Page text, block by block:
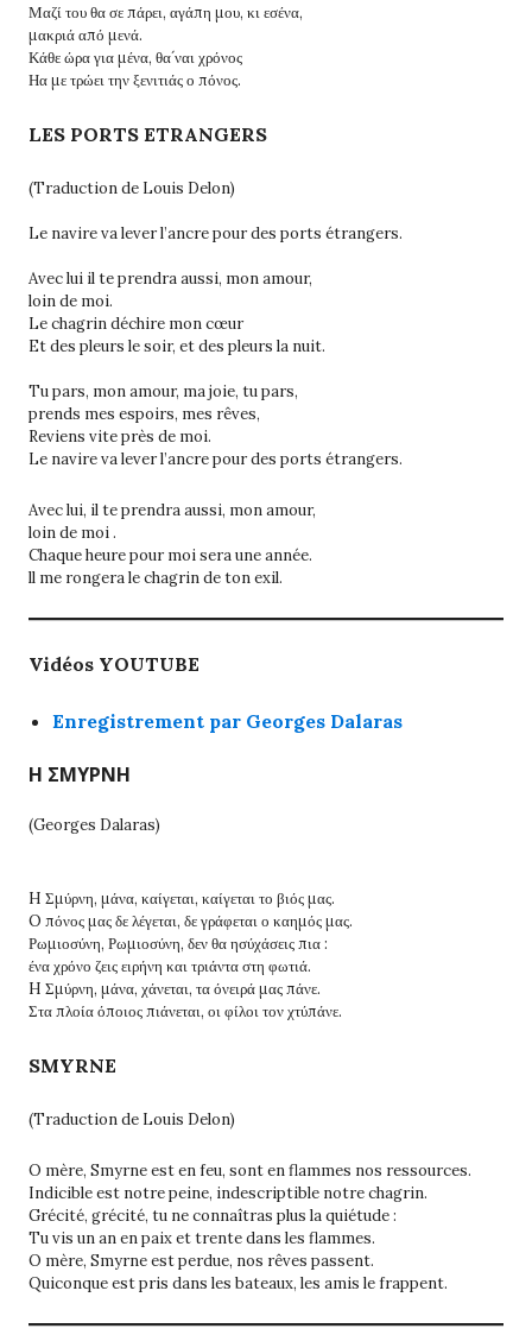
Μαζί του θα σε πάρει, αγάπη μου, κι εσένα,
μακριά από μενά.
Κάθε ώρα για μένα, θα´ναι χρόνος
Ηα με τρώει την ξενιτιάς ο πόνος.
LES PORTS ETRANGERS
(Traduction de Louis Delon)
Le navire va lever l’ancre pour des ports étrangers.
Avec lui il te prendra aussi, mon amour,
loin de moi.
Le chagrin déchire mon cœur
Et des pleurs le soir, et des pleurs la nuit.
Tu pars, mon amour, ma joie, tu pars,
prends mes espoirs, mes rêves,
Reviens vite près de moi.
Le navire va lever l’ancre pour des ports étrangers.
Avec lui, il te prendra aussi, mon amour,
loin de moi .
Chaque heure pour moi sera une année.
ll me rongera le chagrin de ton exil.
Vidéos YOUTUBE
Enregistrement par Georges Dalaras
Η ΣΜΥΡΝΗ
(Georges Dalaras)
H Σμύρνη, μάνα, καίγεται, καίγεται το βιός μας.
O πόνος μας δε λέγεται, δε γράφεται ο καημός μας.
Ρωμιοσύνη, Ρωμιοσύνη, δεν θα ησύχάσεις πια :
ένα χρόνο ζεις ειρήνη και τριάντα στη φωτιά.
H Σμύρνη, μάνα, χάνεται, τα όνειρά μας πάνε.
Στα πλοία όποιος πιάνεται, οι φίλοι τον χτύπάνε.
SMYRNE
(Traduction de Louis Delon)
O mère, Smyrne est en feu, sont en flammes nos ressources.
Indicible est notre peine, indescriptible notre chagrin.
Grécité, grécité, tu ne connaîtras plus la quiétude :
Tu vis un an en paix et trente dans les flammes.
O mère, Smyrne est perdue, nos rêves passent.
Quiconque est pris dans les bateaux, les amis le frappent.